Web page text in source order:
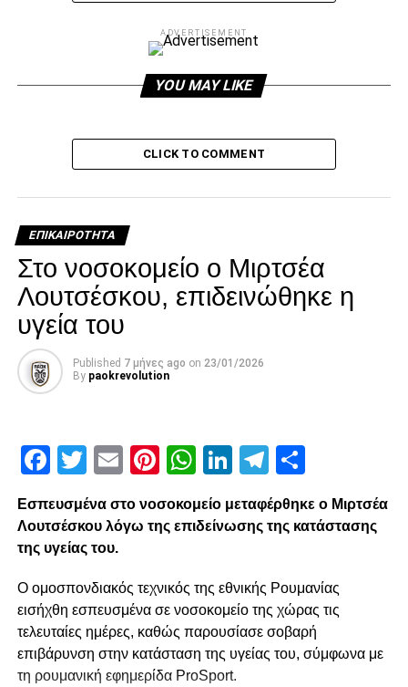
“Ο προπονητής το τελικό ΟΚ!”
paokrevolution
ADVERTISEMENT
YOU MAY LIKE
CLICK TO COMMENT
ΕΠΙΚΑΙΡΌΤΗΤΑ
Στο νοσοκομείο ο Μιρτσέα
Λουτσέσκου, επιδεινώθηκε η
υγεία του
Published 7 μήνες ago on 23/01/2026
By paokrevolution
Facebook
Twitter
EmailPinterest
WhatsApp
LinkedIn
Telegram
Εσπευσμένα στο νοσοκομείο μεταφέρθηκε ο Μιρτσέα
Λουτσέσκου λόγω της επιδείνωσης της κατάστασης
της υγείας του.
Ο ομοσπονδιακός τεχνικός της εθνικής Ρουμανίας
εισήχθη εσπευσμένα σε νοσοκομείο της χώρας τις
τελευταίες ημέρες, καθώς παρουσίασε σοβαρή
επιβάρυνση στην κατάσταση της υγείας του, σύμφωνα με
τη ρουμανική εφημερίδα ProSport.